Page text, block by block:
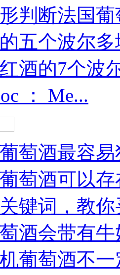
判断法国
五个波尔多
酒的7个波
： Me...
萄酒最容
萄酒可以
键词，教
酒会带有
葡萄酒不